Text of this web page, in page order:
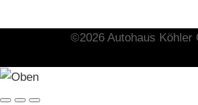
©2026 Autohaus Köhler